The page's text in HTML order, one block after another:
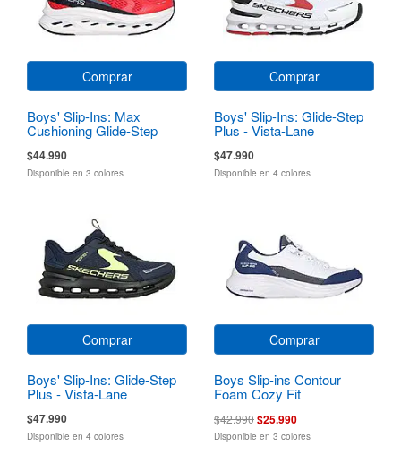
Comprar
Boys' Slip-Ins: Max
Cushioning Glide-Step
$44.990
Disponible en 3 colores
Comprar
Boys' Slip-Ins: Glide-Step
Plus - Vista-Lane
$47.990
Disponible en 4 colores
Comprar
Boys' Slip-Ins: Glide-Step
Plus - Vista-Lane
$47.990
Disponible en 4 colores
Comprar
Boys Slip-ins Contour
Foam Cozy Fit
$42.990$25.990
Disponible en 3 colores